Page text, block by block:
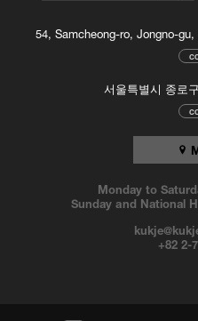
54, Samcheong-ro, Jongno-
서울특별시 종로
Monday to
Sunday and National
+82 2-